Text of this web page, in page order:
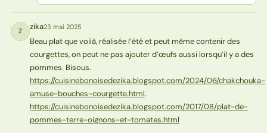
Z zika23 mai 2025
Beau plat que voilà, réalisée l’été et peut même contenir des
courgettes, on peut ne pas ajouter d’œufs aussi lorsqu’il y a des
pommes. Bisous.
https://cuisinebonoisedezika.blogspot.com/2024/06/chakchouka-
amuse-bouches-courgette.html.
https://cuisinebonoisedezika.blogspot.com/2017/08/plat-de-
pommes-terre-oignons-et-tomates.html